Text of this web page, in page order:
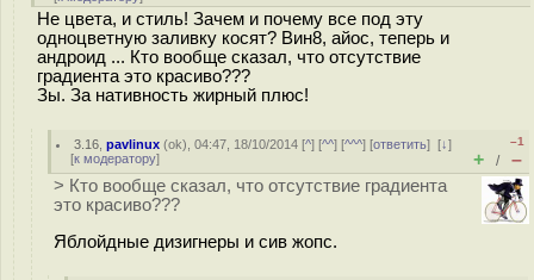
Не цвета, и стиль! Зачем и почему все под эту
одноцветную заливку косят? Вин8, айос, теперь и
андроид ... Кто вообще сказал, что отсутствие
градиента это красиво???
Зы. За нативность жирный плюс!
3.16 ,pavlinux (ok), 04:47, 18/10/2014 [^] [^^] [^^^] [ответить][↓]
[к модератору]
–1
+ / –
> Кто вообще сказал, что отсутствие градиента
это красиво???
Яблойдные дизигнеры и сив жопс.